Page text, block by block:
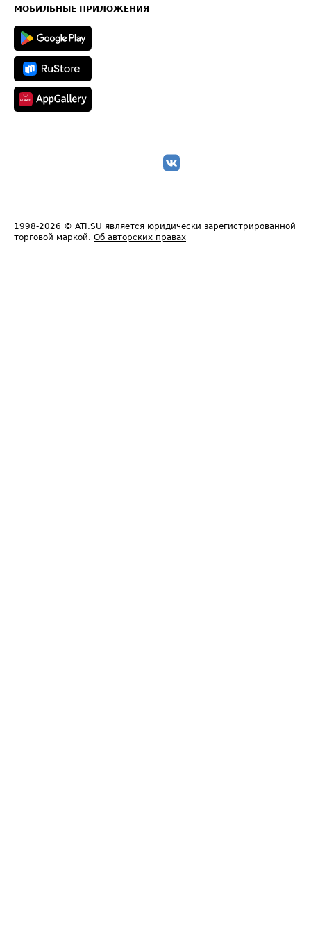
Техническая информация
МОБИЛЬНЫЕ ПРИЛОЖЕНИЯ
1998-2026 © ATI.SU является юридически зарегистрированной
торговой маркой. Об авторских правах